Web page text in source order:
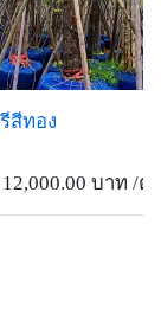
สีทอง
บาท /ต้